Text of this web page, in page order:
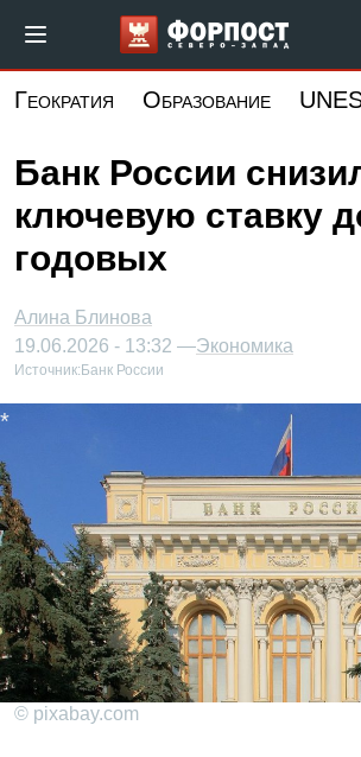
основному
Форпост
Геократия Образование
Банк России
ключевую ставку
годовых
Алина Блинова
19.06.2026 - 13:32 —Экономика
Источник: Банк России
© pixabay.com